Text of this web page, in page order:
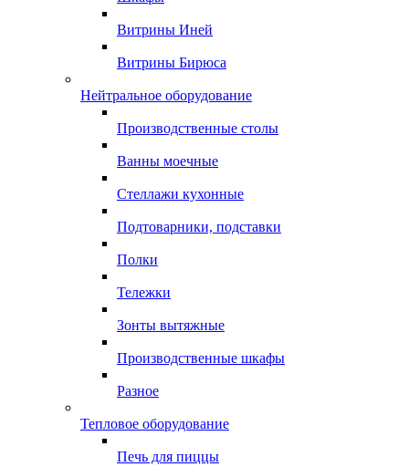
Витрины Иней
Витрины Бирюса
Нейтральное оборудование
Производственные столы
Ванны моечные
Стеллажи кухонные
Подтоварники, подставки
Полки
Тележки
Зонты вытяжные
Производственные шкафы
Разное
Тепловое оборудование
Печь для пиццы